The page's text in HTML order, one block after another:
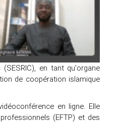
en tant qu'organe
de coopération islamique
en ligne. Elle
(EFTP) et des